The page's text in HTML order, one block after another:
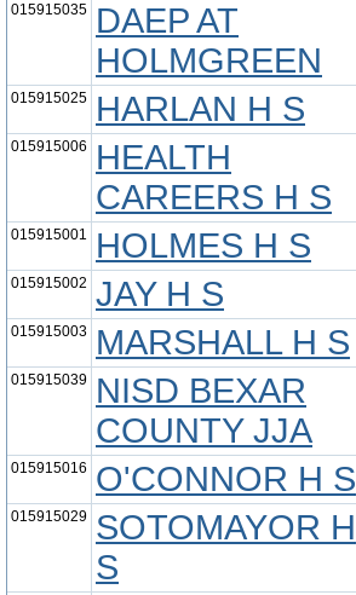
015915035
DAEP AT
HOLMGREEN
015915025 HARLAN H S
015915006
HEALTH
CAREERS H S
015915001 HOLMES H S
015915002 JAY H S
015915003 MARSHALL H S
015915039
NISD BEXAR
COUNTY JJA
015915016 O'CONNOR H S
015915029 SOTOMAYOR H
S